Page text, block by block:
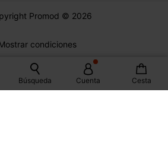
Búsqueda Cuenta Cesta
Promod © 2026
condiciones
España